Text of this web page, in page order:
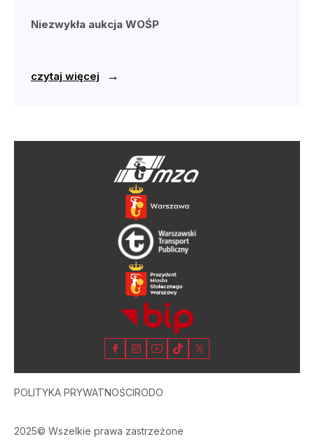
Niezwykła aukcja WOŚP
czytaj więcej →
POLITYKA PRYWATNOŚCIRODO
2025© Wszelkie prawa zastrzeżone